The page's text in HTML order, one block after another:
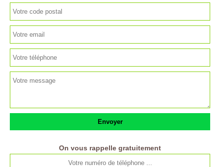
On vous rappelle gratuitement